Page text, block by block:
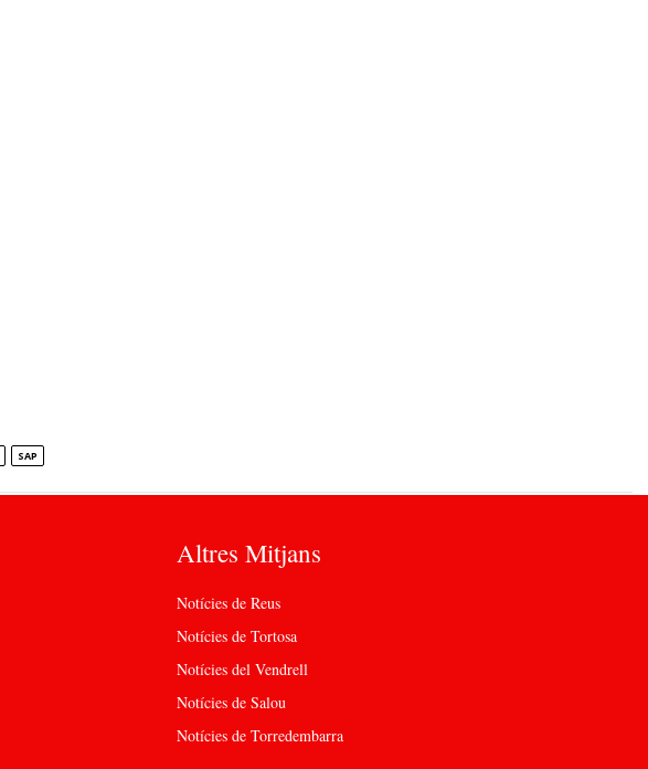
SAP
Altres Mitjans
Notícies de Reus
Notícies de Tortosa
Notícies del Vendrell
Notícies de Salou
Notícies de Torredembarra